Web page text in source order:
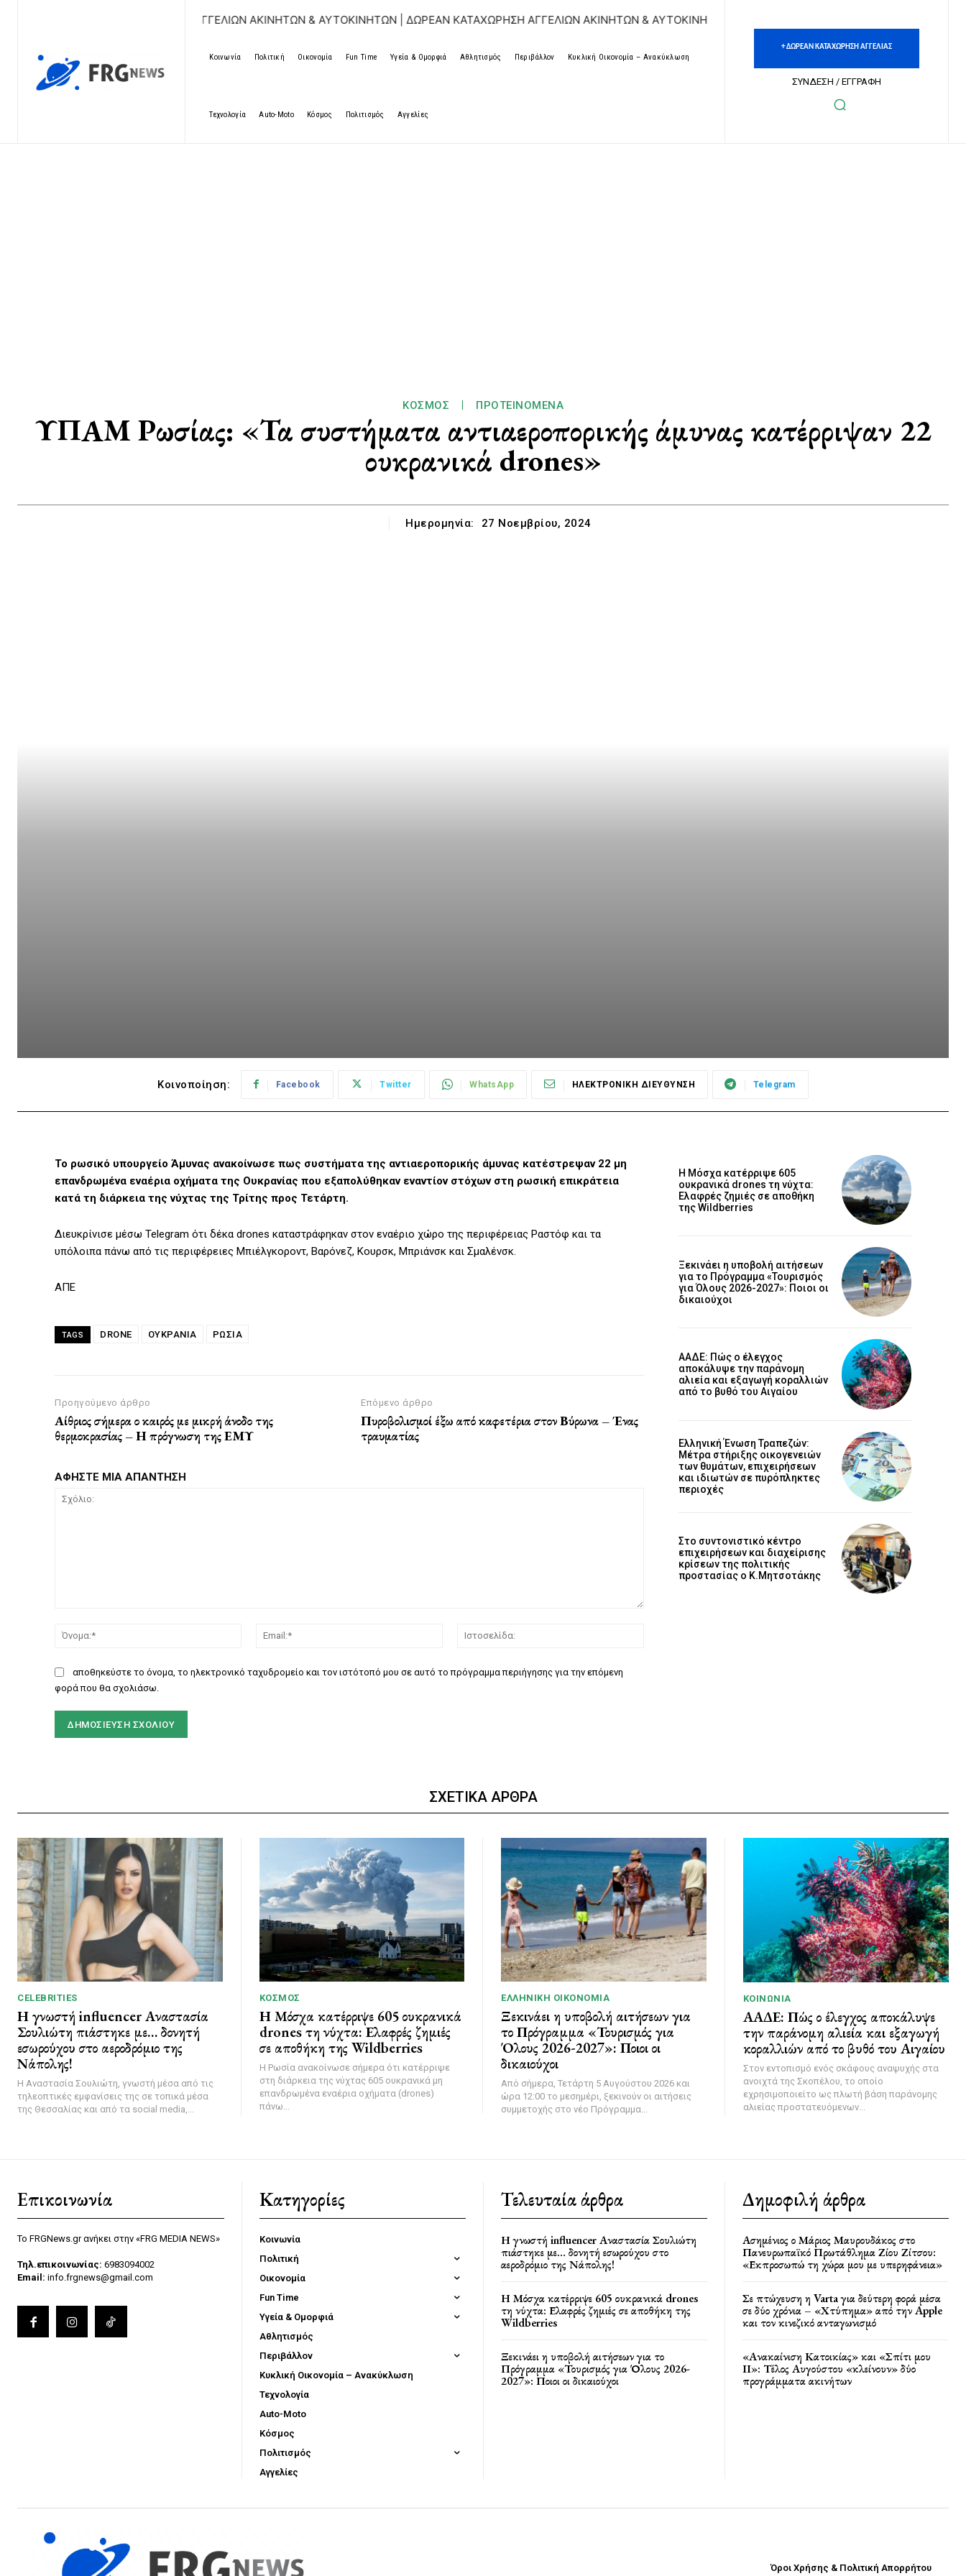
ΔΩΡΕΑΝ ΚΑΤΑΧΩΡΗΣΗ ΑΓΓΕΛΙΩΝ ΑΚΙΝΗΤΩΝ & ΑΥΤΟΚΙΝΗΤΩΝ | ΔΩΡΕΑΝ ΚΑΤΑΧΩΡΗΣΗ ΑΓΓΕΛΙΩΝ ΑΚΙΝΗΤΩΝ & ΑΥΤΟΚΙΝΗΤΩΝ | ΔΩΡΕΑΝ ΚΑΤΑΧΩΡΗΣΗ ΑΓΓΕΛΙΩΝ ΑΚΙΝΗΤΩΝ &
Κοινωνία Πολιτική Οικονομία Fun Time Υγεία & Ομορφιά Αθλητισμός Περιβάλλον Κυκλική Οικονομία – Ανακύκλωση
Τεχνολογία Auto-Moto Κόσμος Πολιτισμός Αγγελίες
+ ΔΩΡΕΑΝ ΚΑΤΑΧΩΡΗΣΗ ΑΓΓΕΛΙΑΣ
ΣΥΝΔΕΣΗ / ΕΓΓΡΑΦΗ
ΚΌΣΜΟΣ ΠΡΟΤΕΙΝΌΜΕΝΑ
ΥΠΑΜ Ρωσίας: «Τα συστήματα αντιαεροπορικής άμυνας κατέρριψαν 22
ουκρανικά drones»
Ημερομηνία: 27 Νοεμβρίου, 2024
Κοινοποίηση: Facebook Twitter WhatsApp ΗΛΕΚΤΡΟΝΙΚΗ ΔΙΕΥΘΥΝΣΗ Telegram
Το ρωσικό υπουργείο Άμυνας ανακοίνωσε πως συστήματα της αντιαεροπορικής άμυνας κατέστρεψαν 22 μη
επανδρωμένα εναέρια οχήματα της Ουκρανίας που εξαπολύθηκαν εναντίον στόχων στη ρωσική επικράτεια
κατά τη διάρκεια της νύχτας της Τρίτης προς Τετάρτη.
Διευκρίνισε μέσω Telegram ότι δέκα drones καταστράφηκαν στον εναέριο χώρο της περιφέρειας Ραστόφ και τα
υπόλοιπα πάνω από τις περιφέρειες Μπιέλγκοροντ, Βαρόνεζ, Κουρσκ, Μπριάνσκ και Σμαλένσκ.
ΑΠΕ
TAGS DRONE ΟΥΚΡΑΝΙΑ ΡΩΣΙΑ
Προηγούμενο άρθρο
Αίθριος σήμερα ο καιρός με μικρή άνοδο της
θερμοκρασίας – Η πρόγνωση της ΕΜΥ
Επόμενο άρθρο
Πυροβολισμοί έξω από καφετέρια στον Βύρωνα – Ένας
τραυματίας
ΑΦΗΣΤΕ ΜΙΑ ΑΠΑΝΤΗΣΗ
Όνομα:*
Email:*
αποθηκεύστε το όνομα, το ηλεκτρονικό ταχυδρομείο και τον ιστότοπό μου σε αυτό το πρόγραμμα περιήγησης για την επόμενη
φορά που θα σχολιάσω.
Η Μόσχα κατέρριψε 605
ουκρανικά drones τη νύχτα:
Ελαφρές ζημιές σε αποθήκη
της Wildberries
Ξεκινάει η υποβολή αιτήσεων
για το Πρόγραμμα «Τουρισμός
για Όλους 2026-2027»: Ποιοι οι
δικαιούχοι
ΑΑΔΕ: Πώς ο έλεγχος
αποκάλυψε την παράνομη
αλιεία και εξαγωγή κοραλλιών
από το βυθό του Αιγαίου
Ελληνική Ένωση Τραπεζών:
Μέτρα στήριξης οικογενειών
των θυμάτων, επιχειρήσεων
και ιδιωτών σε πυρόπληκτες
περιοχές
Στο συντονιστικό κέντρο
επιχειρήσεων και διαχείρισης
κρίσεων της πολιτικής
προστασίας ο Κ.Μητσοτάκης
ΣΧΕΤΙΚΑ ΑΡΘΡΑ
CELEBRITIES
Η γνωστή influencer Αναστασία
Σουλιώτη πιάστηκε με… δονητή
εσωρούχου στο αεροδρόμιο της
Νάπολης!
Η Αναστασία Σουλιώτη, γνωστή μέσα από τις
τηλεοπτικές εμφανίσεις της σε τοπικά μέσα
της Θεσσαλίας και από τα social media,...
ΚΌΣΜΟΣ
Η Μόσχα κατέρριψε 605 ουκρανικά
drones τη νύχτα: Ελαφρές ζημιές
σε αποθήκη της Wildberries
Η Ρωσία ανακοίνωσε σήμερα ότι κατέρριψε
στη διάρκεια της νύχτας 605 ουκρανικά μη
επανδρωμένα εναέρια οχήματα (drones)
πάνω...
ΕΛΛΗΝΙΚΉ ΟΙΚΟΝΟΜΊΑ
Ξεκινάει η υποβολή αιτήσεων για
το Πρόγραμμα «Τουρισμός για
Όλους 2026-2027»: Ποιοι οι
δικαιούχοι
Από σήμερα, Τετάρτη 5 Αυγούστου 2026 και
ώρα 12:00 το μεσημέρι, ξεκινούν οι αιτήσεις
συμμετοχής στο νέο Πρόγραμμα...
ΚΟΙΝΩΝΊΑ
ΑΑΔΕ: Πώς ο έλεγχος αποκάλυψε
την παράνομη αλιεία και εξαγωγή
κοραλλιών από το βυθό του Αιγαίου
Στον εντοπισμό ενός σκάφους αναψυχής στα
ανοιχτά της Σκοπέλου, το οποίο
εχρησιμοποιείτο ως πλωτή βάση παράνομης
αλιείας προστατευόμενων...
Επικοινωνία
Το FRGNews.gr ανήκει στην «FRG MEDIA NEWS»
Τηλ.επικοινωνίας: 6983094002
Email: info.frgnews@gmail.com
Κατηγορίες
Κοινωνία
Πολιτική
Οικονομία
Fun Time
Υγεία & Ομορφιά
Αθλητισμός
Περιβάλλον
Κυκλική Οικονομία – Ανακύκλωση
Τεχνολογία
Auto-Moto
Κόσμος
Πολιτισμός
Αγγελίες
Τελευταία άρθρα
Η γνωστή influencer Αναστασία Σουλιώτη
πιάστηκε με… δονητή εσωρούχου στο
αεροδρόμιο της Νάπολης!
Η Μόσχα κατέρριψε 605 ουκρανικά drones
τη νύχτα: Ελαφρές ζημιές σε αποθήκη της
Wildberries
Ξεκινάει η υποβολή αιτήσεων για το
Πρόγραμμα «Τουρισμός για Όλους 2026-
2027»: Ποιοι οι δικαιούχοι
Δημοφιλή άρθρα
Ασημένιος ο Μάριος Μαυρουδάκος στο
Πανευρωπαϊκό Πρωτάθλημα Ζίου Ζίτσου:
«Εκπροσωπώ τη χώρα μου με υπερηφάνεια»
Σε πτώχευση η Varta για δεύτερη φορά μέσα
σε δύο χρόνια – «Χτύπημα» από την Apple
και τον κινεζικό ανταγωνισμό
«Ανακαίνιση Κατοικίας» και «Σπίτι μου
ΙΙ»: Τέλος Αυγούστου «κλείνουν» δύο
προγράμματα ακινήτων
Όροι Χρήσης & Πολιτική Απορρήτου